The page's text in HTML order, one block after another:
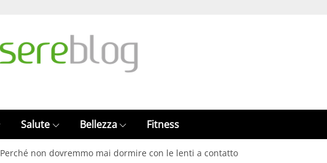
Salute Bellezza Fitness
Perché non dovremmo mai dormire con le lenti a contatto